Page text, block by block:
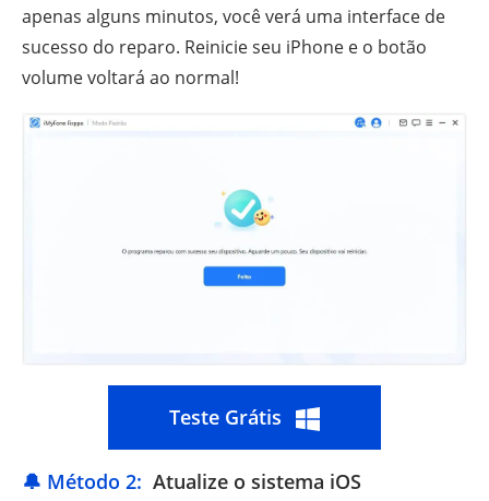
apenas alguns minutos, você verá uma interface de
sucesso do reparo. Reinicie seu iPhone e o botão
volume voltará ao normal!
Teste Grátis
🔔 Método 2: Atualize o sistema iOS